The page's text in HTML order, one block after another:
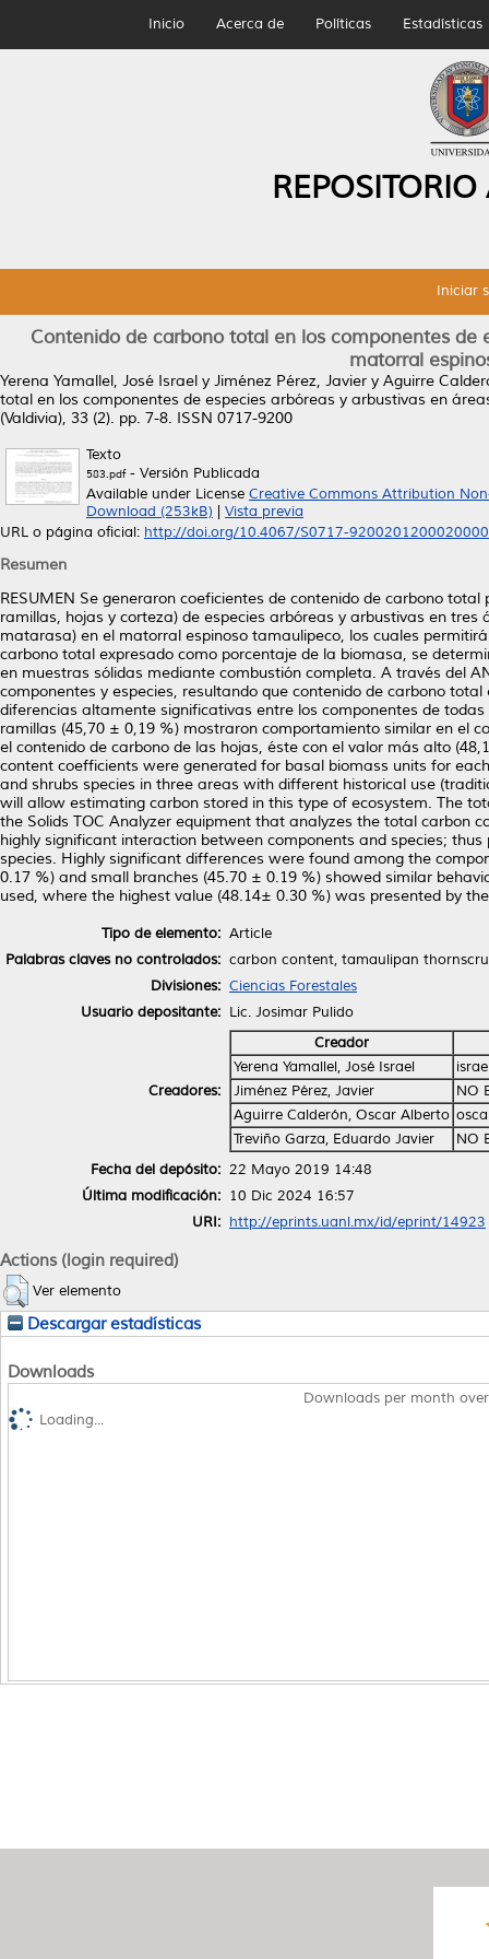
Inicio Acerca de Políticas Estadísticas
Iniciar
Contenido de carbono total en los componentes de
matorral
Yerena Yamallel, José Israel y Jiménez Pérez, Javier y Aguirre
total en los componentes de especies arbóreas y arbustivas en
(Valdivia), 33 (2). pp. 7-8. ISSN 0717-9200
Texto
583.pdf- Versión Publicada
Available under License Creative Commons Attribution
Download (253kB)
Vista previa
URL o página oficial: http://doi.org/10.4067/S0717-
Resumen
RESUMEN Se generaron coeficientes de contenido de carbono
ramillas, hojas y corteza) de especies arbóreas y arbustivas en
matarasa) en el matorral espinoso tamaulipeco, los cuales
carbono total expresado como porcentaje de la biomasa, se
en muestras sólidas mediante combustión completa. A través del
componentes y especies, resultando que contenido de carbono
diferencias altamente significativas entre los componentes de
ramillas (45,70 ± 0,19 %) mostraron comportamiento similar en el
el contenido de carbono de las hojas, éste con el valor más alto
content coefficients were generated for basal biomass units for
and shrubs species in three areas with different historical use
will allow estimating carbon stored in this type of ecosystem. The
the Solids TOC Analyzer equipment that analyzes the total carbon
highly significant interaction between components and species;
species. Highly significant differences were found among the
0.17 %) and small branches (45.70 ± 0.19 %) showed similar
used, where the highest value (48.14± 0.30 %) was presented by
Tipo de elemento: Article
Palabras claves no controlados: carbon content, tamaulipan
Divisiones: Ciencias Forestales
Usuario depositante: Lic. Josimar Pulido
Creadores:
Creador
Yerena Yamallel, José Israel
Jiménez Pérez, Javier
NO
Aguirre Calderón, Oscar Alberto
Treviño Garza, Eduardo Javier
NO
Fecha del depósito: 22 Mayo 2019 14:48
Última modificación: 10 Dic 2024 16:57
URI: http://eprints.uanl.mx/id/eprint/14923
Actions (login required)
Ver elemento
Descargar estadísticas
Downloads
Downloads per month
Loading...